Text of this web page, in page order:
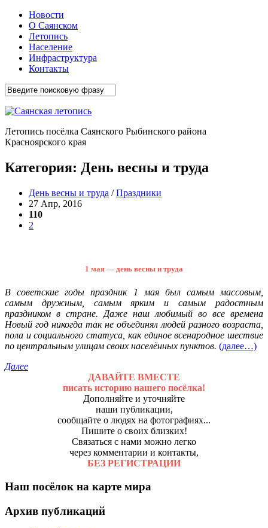
Новости
О Саянском
Летопись
Население
Инфраструктура
Контакты
Летопись посёлка Саянского Рыбинского района
Красноярского края
Категория: День весны и труда
День весны и труда /Праздники
27 Апр, 2016
110
2
1 мая — день весны и труда
В советские годы праздник 1 мая был самым массовым,
самым дружным, самым ярким и самым радостным
праздником в стране. Даже наш любимый во все времена
Новый год никогда так не объединял людей разного возраста,
пола и социального статуса, как единое всенародное шествие
по центральным улицам своих населённых пунктов. (далее…)
Далее
ДАВАЙТЕ ВМЕСТЕ
писать историю нашего посёлка!
Дополняйте и уточняйте
наши публикации,
сообщайте о людях на фотографиях...
Пишите о своих близких!
Связаться с нами можно легко
через комментарии и контакты,
БЕЗ РЕГИСТРАЦИИ
Наш посёлок на карте мира
Архив публикаций